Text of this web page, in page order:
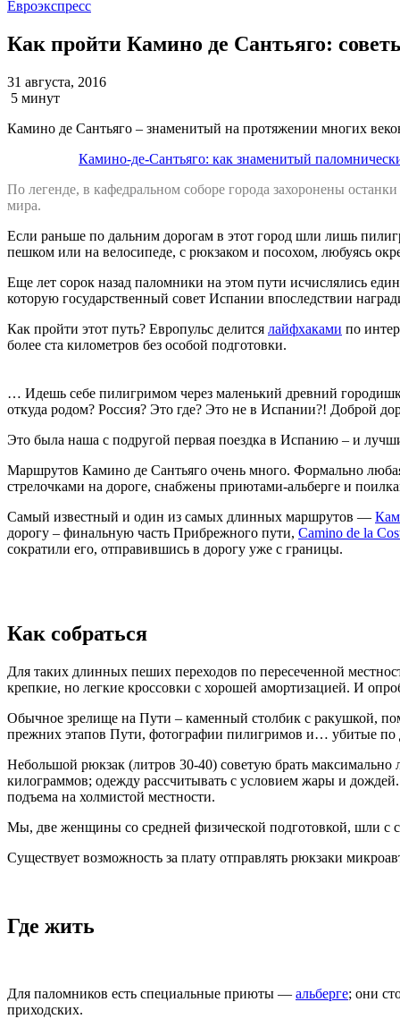
Евроэкспресс
Как пройти Камино де Сантьяго:
31 августа, 2016
5 минут
Камино де Сантьяго – знаменитый на протяжении многих
Камино-де-Сантьяго: как знаменитый
По легенде, в кафедральном соборе города захоронены
мира.
Если раньше по дальним дорогам в этот город шли лишь
пешком или на велосипеде, с рюкзаком и посохом, любуясь
Еще лет сорок назад паломники на этом пути исчислялись
которую государственный совет Испании впоследствии
Как пройти этот путь? Европульс делится лайфхаками по
более ста километров без особой подготовки.
… Идешь себе пилигримом через маленький древний
откуда родом? Россия? Это где? Это не в Испании?! Доброй
Это была наша с подругой первая поездка в Испанию – и
Маршрутов Камино де Сантьяго очень много. Формально
стрелочками на дороге, снабжены приютами-альберге и
Самый известный и один из самых длинных маршрутов —
дорогу – финальную часть Прибрежного пути, Camino de la
сократили его, отправившись в дорогу уже с границы.
Как собраться
Для таких длинных пеших переходов по пересеченной
крепкие, но легкие кроссовки с хорошей амортизацией. И
Обычное зрелище на Пути – каменный столбик с ракушкой,
прежних этапов Пути, фотографии пилигримов и… убитые по
Небольшой рюкзак (литров 30-40) советую брать максимально
килограммов; одежду рассчитывать с условием жары и
подъема на холмистой местности.
Мы, две женщины со средней физической подготовкой, шли с
Существует возможность за плату отправлять рюкзаки
Где жить
Для паломников есть специальные приюты — альберге; они
приходских.